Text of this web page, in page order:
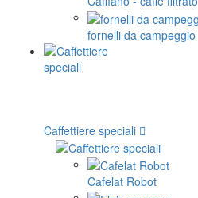
fornelli da campeggio
Caffettiere speciali
Cafelat Robot